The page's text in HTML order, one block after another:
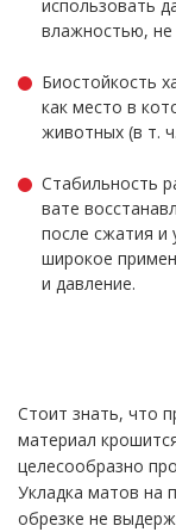
использовать
влажностью, не
Биостойкость
как место в
животных (в т. ч.
Стабильность
вате
после сжатия и
широкое
и давление.
Стоит знать, что
материал
целесообразно
Укладка матов на
обрезке не